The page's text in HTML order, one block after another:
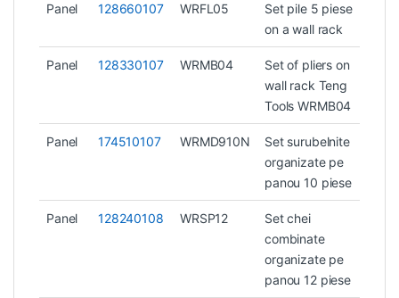
Panel 128660107 WRFL05
Set pile 5 piese
on a wall rack
Panel 128330107 WRMB04
Set of pliers on
wall rack Teng
Tools WRMB04
Panel 174510107 WRMD910N
Set surubelnite
organizate pe
panou 10 piese
Panel 128240108 WRSP12
Set chei
combinate
organizate pe
panou 12 piese